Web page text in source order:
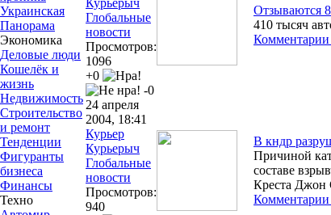
Украинская
Панорама
Экономика
Деловые люди
Кошелёк и
жизнь
Недвижимость
Строительство
и ремонт
Тенденции
Фигуранты
бизнеса
Финансы
Техно
Глобальные
новости
Просмотров:
1096
+0
-0
Отзываются
410 тысяч
24 апреля
2004, 18:41
Курьер
Курьерыч
Глобальные
новости
Просмотров:
940
В кндр
Причиной
составе
Креста Джон